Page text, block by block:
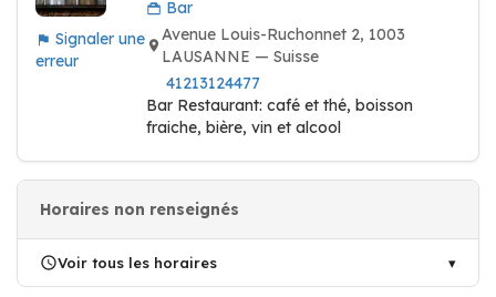
Signaler une
erreur
Bar
Avenue Louis-Ruchonnet 2, 1003
LAUSANNE — Suisse
41213124477
Bar Restaurant: café et thé, boisson
fraiche, bière, vin et alcool
Horaires non renseignés
Voir tous les horaires